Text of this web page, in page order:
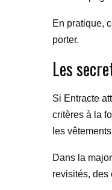
En pratique,
porter.
Les
Si Entracte
critères à la
les
Dans la
revisités, des